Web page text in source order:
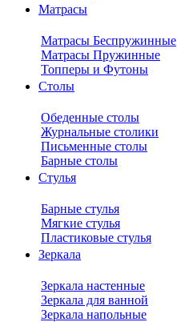
Матрасы
Матрасы Беспружинные
Матрасы Пружинные
Топперы и Футоны
Столы
Обеденные столы
Журнальные столики
Письменные столы
Барные столы
Стулья
Барные стулья
Мягкие стулья
Пластиковые стулья
Зеркала
Зеркала настенные
Зеркала для ванной
Зеркала напольные